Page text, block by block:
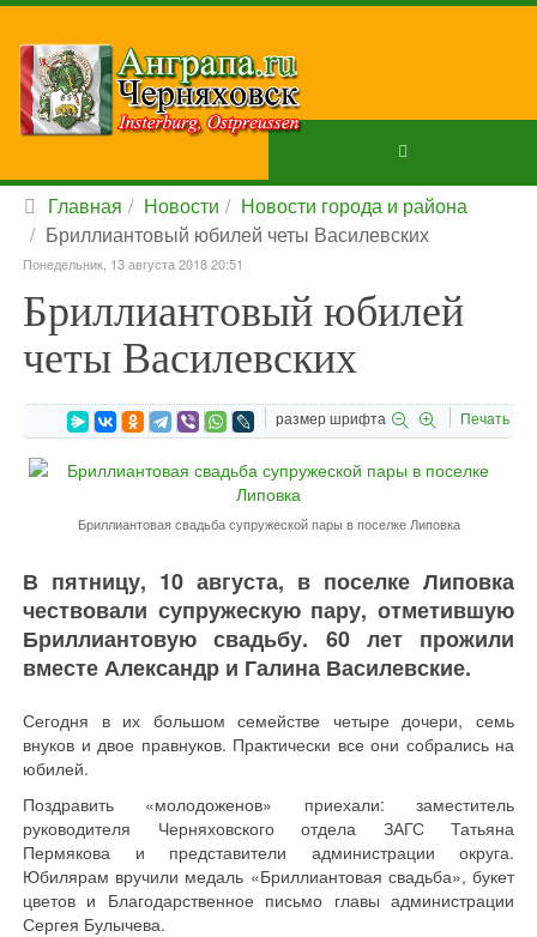
Главная Новости
Новости города и района
Бриллиантовый юбилей четы Василевских
Понедельник, 13 августа 2018 20:51
Бриллиантовый юбилей
четы Василевских
размер шрифта Печать
Бриллиантовая свадьба супружеской пары в поселке Липовка
В пятницу, 10 августа, в поселке Липовка
чествовали супружескую пару, отметившую
Бриллиантовую свадьбу. 60 лет прожили
вместе Александр и Галина Василевские.
Сегодня в их большом семействе четыре дочери, семь
внуков и двое правнуков. Практически все они собрались на
юбилей.
Поздравить «молодоженов» приехали: заместитель
руководителя Черняховского отдела ЗАГС Татьяна
Пермякова и представители администрации округа.
Юбилярам вручили медаль «Бриллиантовая свадьба», букет
цветов и Благодарственное письмо главы администрации
Сергея Булычева.